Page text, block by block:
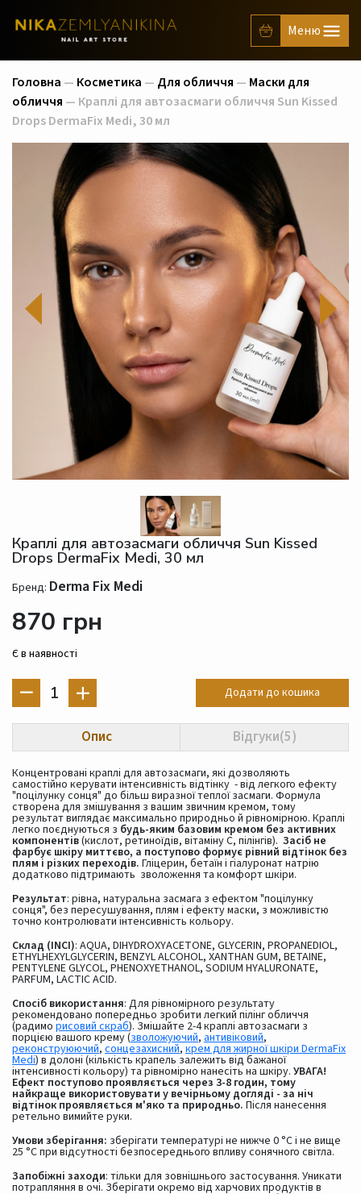
Головна — Косметика — Для обличчя — Маски для
обличчя — Краплі для автозасмаги обличчя Sun Kissed
Drops DermaFix Medi, 30 мл
Краплі для автозасмаги обличчя Sun Kissed
Drops DermaFix Medi, 30 мл
Бренд: Derma Fix Medi
870 грн
Є в наявності
1 Додати до кошика
Опис Відгуки(5)
Концентровані краплі для автозасмаги, які дозволяють
самостійно керувати інтенсивність відтінку - від легкого ефекту
"поцілунку сонця" до більш виразної теплої засмаги. Формула
створена для змішування з вашим звичним кремом, тому
результат виглядає максимально природньо й рівномірною. Краплі
легко поєднуються з будь-яким базовим кремом без активних
компонентів(кислот, ретиноїдів, вітаміну С, пілінгів). Засіб не
фарбує шкіру миттєво, а поступово формує рівний відтінок без
плям і різких переходів. Гліцерин, бетаїн і гіалуронат натрію
додатково підтримають зволоження та комфорт шкіри.
Результат: рівна, натуральна засмага з ефектом "поцілунку
сонця", без пересушування, плям і ефекту маски, з можливістю
точно контролювати інтенсивність кольору.
Склад (INCI): AQUA, DIHYDROXYACETONE, GLYCERIN, PROPANEDIOL,
ETHYLHEXYLGLYCERIN, BENZYL ALCOHOL, XANTHAN GUM, BETAINE,
PENTYLENE GLYCOL, PHENOXYETHANOL, SODIUM HYALURONATE,
PARFUM, LACTIC ACID.
Спосіб використання: Для рівномірного результату
рекомендовано попередньо зробити легкий пілінг обличчя
(радимо рисовий скраб). Змішайте 2-4 краплі автозасмаги з
порцією вашого крему (зволожуючий, антивіковий,
реконструюючий, сонцезахисний, крем для жирної шкіри DermaFix
Medi) в долоні (кількість крапель залежить від бажаної
інтенсивності кольору) та рівномірно нанесіть на шкіру. УВАГА!
Ефект поступово проявляється через 3-8 годин, тому
найкраще використовувати у вечірньому догляді - за ніч
відтінок проявляється м'яко та природньо. Після нанесення
ретельно вимийте руки.
Умови зберігання: зберігати температурі не нижче 0 °С і не вище
25 °C при відсутності безпосереднього впливу сонячного світла.
Запобіжні заходи: тільки для зовнішнього застосування. Уникати
потрапляння в очі. Зберігати окремо від харчових продуктів в